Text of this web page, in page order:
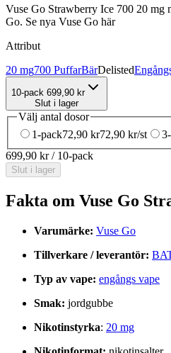
Vuse Go Strawberry Ice 700 20 mg
Go. Se nya Vuse Go här
Attribut
20 mg700 PuffarBärDelisted
10-pack 699,90 kr
Slut i lager
Välj antal dosor
1-pack72,90 kr72,90 kr/st
699,90 kr / 10-pack
Slut i lager
Fakta om Vuse Go
Varumärke: Vuse Go
Tillverkare / leverantör:
Typ av vape: engångs vape
Smak: jordgubbe
Nikotinstyrka: 20 mg